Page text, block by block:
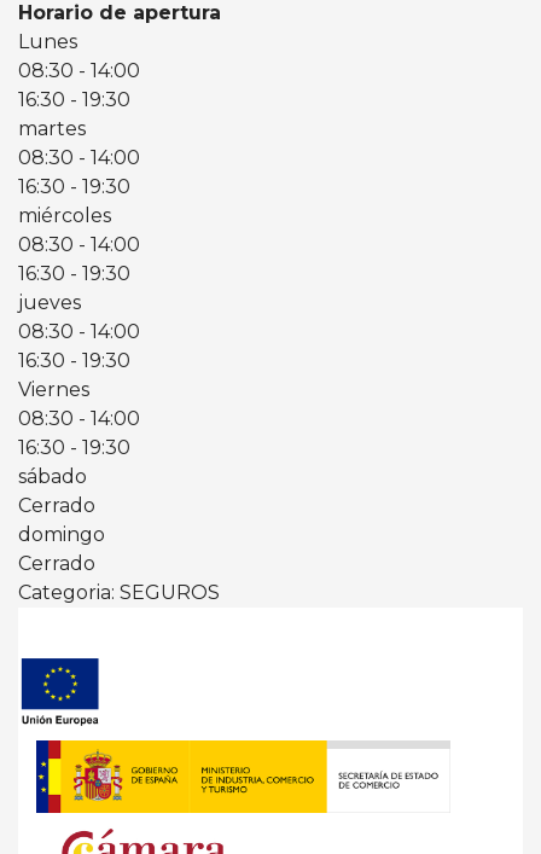
Horario de apertura
Lunes
08:30 - 14:00
16:30 - 19:30
martes
08:30 - 14:00
16:30 - 19:30
miércoles
08:30 - 14:00
16:30 - 19:30
jueves
08:30 - 14:00
16:30 - 19:30
Viernes
08:30 - 14:00
16:30 - 19:30
sábado
Cerrado
domingo
Cerrado
Categoria: SEGUROS